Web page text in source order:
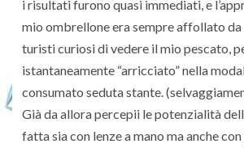
i risultati furono quasi immediati, e
mio ombrellone era sempre affollato da
turisti curiosi di vedere il mio pescato,
istantaneamente “arricciato” nella
consumato seduta stante.
Già da allora percepii le potenzialità
fatta sia con lenze a mano ma anche